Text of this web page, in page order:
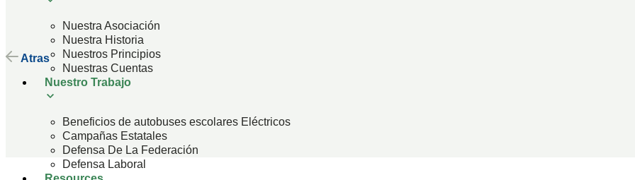
Nuestra Asociación
Nuestra Historia
Nuestros Principios
Nuestras Cuentas
Nuestro Trabajo
Beneficios de autobuses escolares Eléctricos
Campañas Estatales
Defensa De La Federación
Defensa Laboral
Atras